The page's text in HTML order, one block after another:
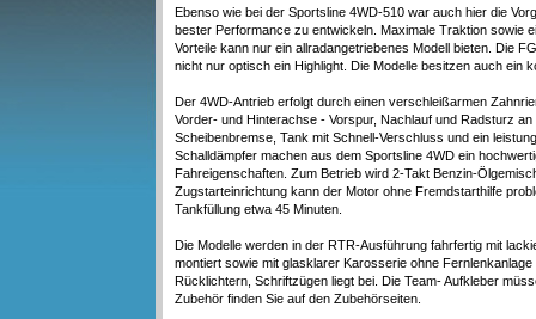
Ebenso wie bei der Sportsline 4WD-510 war auch hier die
bester Performance zu entwickeln. Maximale Traktion sowie
Vorteile kann nur ein allradangetriebenes Modell bieten. Die
nicht nur optisch ein Highlight. Die Modelle besitzen auch ein
Der 4WD-Antrieb erfolgt durch einen verschleißarmen
Vorder- und Hinterachse - Vorspur, Nachlauf und Radsturz
Scheibenbremse, Tank mit Schnell-Verschluss und ein
Schalldämpfer machen aus dem Sportsline 4WD ein
Fahreigenschaften. Zum Betrieb wird 2-Takt Benzin-
Zugstarteinrichtung kann der Motor ohne Fremdstarthilfe
Tankfüllung etwa 45 Minuten.
Die Modelle werden in der RTR-Ausführung fahrfertig mit
montiert sowie mit glasklarer Karosserie ohne
Rücklichtern, Schriftzügen liegt bei. Die Team- Aufkleber
Zubehör finden Sie auf den Zubehörseiten.